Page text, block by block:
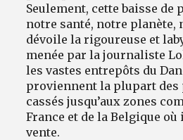
Seulement, cette baisse de
notre santé, notre planète,
dévoile la rigoureuse et
menée par la journaliste
les vastes entrepôts du
proviennent la plupart
cassés jusqu’aux zones
France et de la Belgique
vente.